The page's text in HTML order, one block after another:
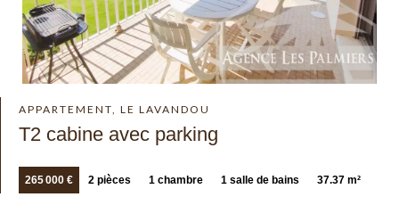
APPARTEMENT, LE LAVANDOU
T2 cabine avec parking
265 000 € 2 pièces 1 chambre 1 salle de bains 37.37 m²